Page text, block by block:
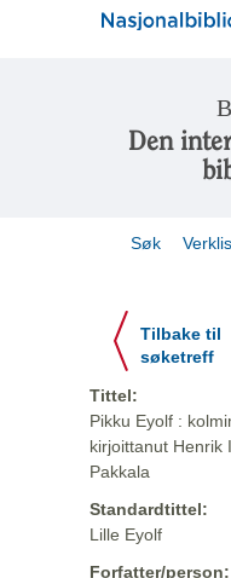
Den
Søk
Tilbake til
søketreff
Tittel:
Pikku Eyolf :
kirjoittanut Henrik
Pakkala
Standardtittel:
Lille Eyolf
Forfatter/person: